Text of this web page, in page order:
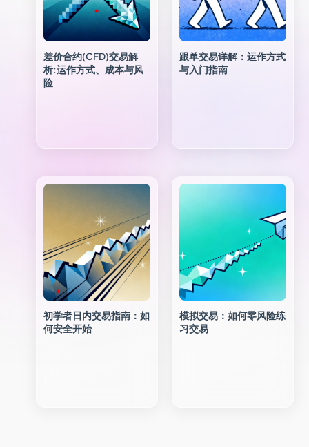
差价合约(CFD)交易解
析:运作方式、成本与风
险
跟单交易详解：运作方式
与入门指南
初学者日内交易指南：如
何安全开始
模拟交易：如何零风险练
习交易